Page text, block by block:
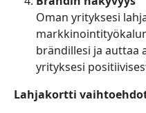
Oman yrityksesi
brändillesi ja auttaa
yrityksesi
Lahjakortti